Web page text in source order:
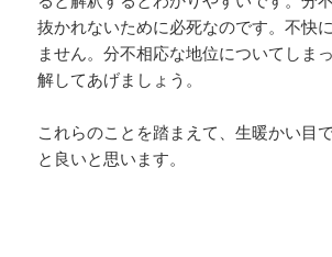
抜かれないために必死なのです。不快
ません。分不相応な地位についてしま
解してあげましょう。
これらのことを踏まえて、生暖かい目
と良いと思います。